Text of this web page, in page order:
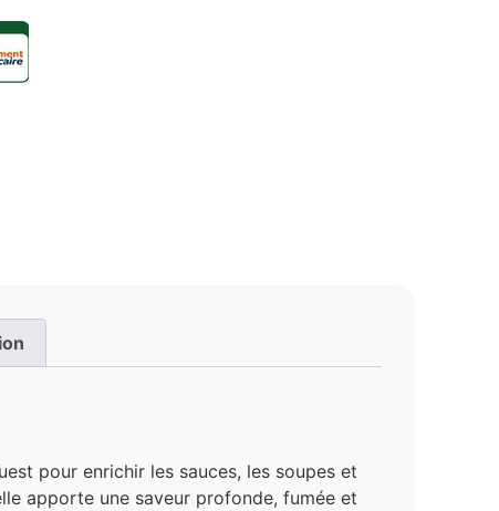
pour enrichir les sauces, les soupes et
apporte une saveur profonde, fumée et